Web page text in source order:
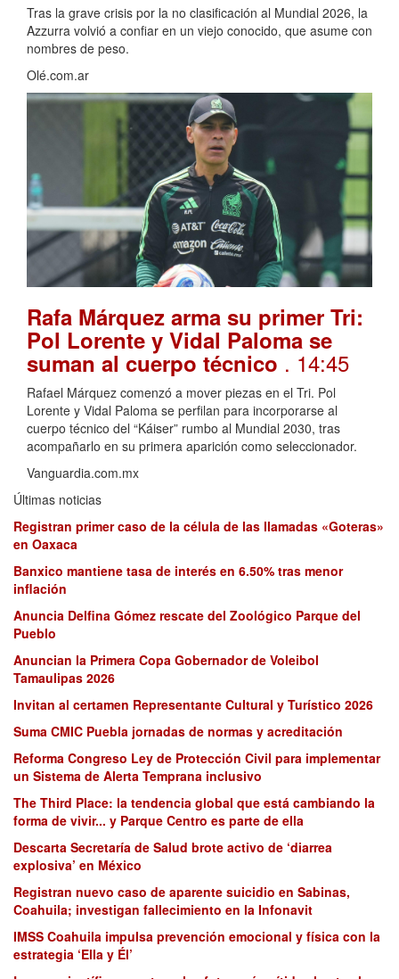
Tras la grave crisis por la no clasificación al Mundial 2026, la
Azzurra volvió a confiar en un viejo conocido, que asume con
nombres de peso.
Olé.com.ar
Rafa Márquez arma su primer Tri:
Pol Lorente y Vidal Paloma se
suman al cuerpo técnico . 14:45
Rafael Márquez comenzó a mover piezas en el Tri. Pol
Lorente y Vidal Paloma se perfilan para incorporarse al
cuerpo técnico del “Káiser” rumbo al Mundial 2030, tras
acompañarlo en su primera aparición como seleccionador.
Vanguardia.com.mx
Últimas noticias
Registran primer caso de la célula de las llamadas «Goteras»
en Oaxaca
Banxico mantiene tasa de interés en 6.50% tras menor
inflación
Anuncia Delfina Gómez rescate del Zoológico Parque del
Pueblo
Anuncian la Primera Copa Gobernador de Voleibol
Tamaulipas 2026
Invitan al certamen Representante Cultural y Turístico 2026
Suma CMIC Puebla jornadas de normas y acreditación
Reforma Congreso Ley de Protección Civil para implementar
un Sistema de Alerta Temprana inclusivo
The Third Place: la tendencia global que está cambiando la
forma de vivir... y Parque Centro es parte de ella
Descarta Secretaría de Salud brote activo de ‘diarrea
explosiva’ en México
Registran nuevo caso de aparente suicidio en Sabinas,
Coahuila; investigan fallecimiento en la Infonavit
IMSS Coahuila impulsa prevención emocional y física con la
estrategia ‘Ella y Él’